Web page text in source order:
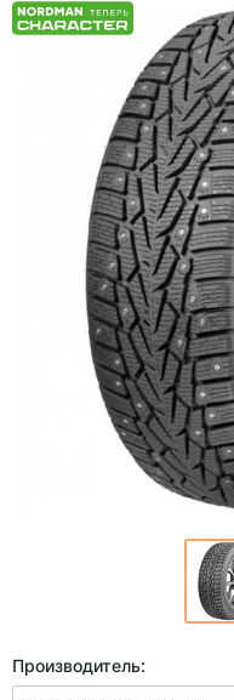
Производитель: